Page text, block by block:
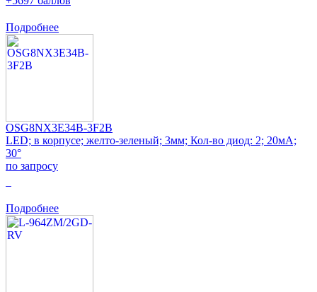
Подробнее
OSG8NX3E34B-3F2B
LED; в корпусе; желто-зеленый; 3мм; Кол-во диод: 2; 20мА;
30°
по запросу
Подробнее